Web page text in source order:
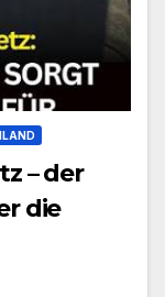
– der
die